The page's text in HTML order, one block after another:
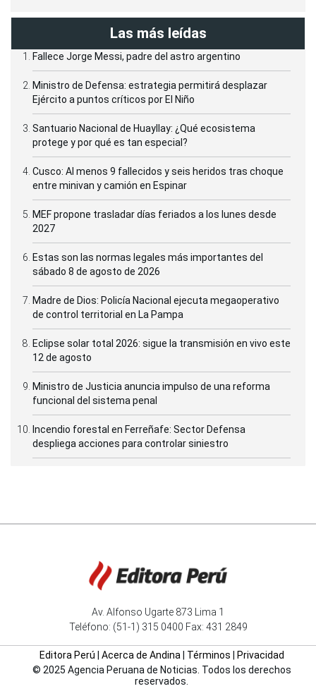
Las más leídas
Fallece Jorge Messi, padre del astro argentino
Ministro de Defensa: estrategia permitirá desplazar
Ejército a puntos críticos por El Niño
Santuario Nacional de Huayllay: ¿Qué ecosistema
protege y por qué es tan especial?
Cusco: Al menos 9 fallecidos y seis heridos tras choque
entre minivan y camión en Espinar
MEF propone trasladar días feriados a los lunes desde
2027
Estas son las normas legales más importantes del
sábado 8 de agosto de 2026
Madre de Dios: Policía Nacional ejecuta megaoperativo
de control territorial en La Pampa
Eclipse solar total 2026: sigue la transmisión en vivo este
12 de agosto
Ministro de Justicia anuncia impulso de una reforma
funcional del sistema penal
Incendio forestal en Ferreñafe: Sector Defensa
despliega acciones para controlar siniestro
Av. Alfonso Ugarte 873 Lima 1
Teléfono: (51-1) 315 0400 Fax: 431 2849
Editora Perú Acerca de Andina Términos
Privacidad
© 2025 Agencia Peruana de Noticias. Todos los derechos
reservados.